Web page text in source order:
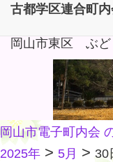
岡山市東区 ぶど
古都学区連合町
岡山市電子町内会
2025年 > 5月 > 30